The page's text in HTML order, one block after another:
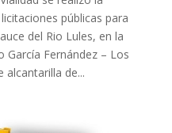
públicas para
del Rio Lules, en la
García Fernández – Los
alcantarilla de...